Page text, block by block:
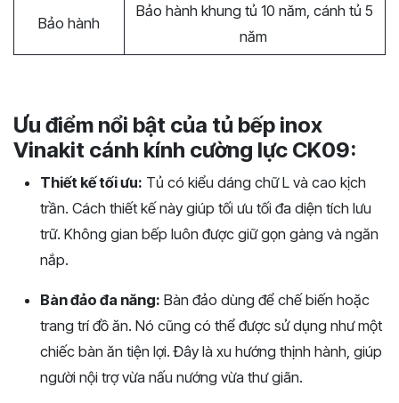
Bảo hành
Bảo hành khung tủ 10 năm, cánh tủ 5
năm
Ưu điểm nổi bật của tủ bếp inox
Vinakit cánh kính cường lực CK09:
Thiết kế tối ưu: Tủ có kiểu dáng chữ L và cao kịch
trần. Cách thiết kế này giúp tối ưu tối đa diện tích lưu
trữ. Không gian bếp luôn được giữ gọn gàng và ngăn
nắp.
Bàn đảo đa năng: Bàn đảo dùng để chế biến hoặc
trang trí đồ ăn. Nó cũng có thể được sử dụng như một
chiếc bàn ăn tiện lợi. Đây là xu hướng thịnh hành, giúp
người nội trợ vừa nấu nướng vừa thư giãn.